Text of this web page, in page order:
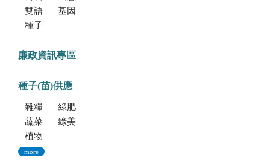
雙語學習專區
基因改造植物委託檢測服務
種子調製加工暨寄倉服務
廉政資訊專區
種子(苗)供應
雜糧種子
綠肥種子
蔬菜種子
綠美化種苗
植物組織培養
more